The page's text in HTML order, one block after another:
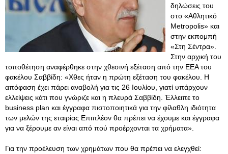
δηλώσεις του
στο «Αθλητικό
Metropolis» και
στην εκπομπή
«Στη Σέντρα».
Στην αρχική του
τοποθέτηση αναφέρθηκε στην χθεσινή εξέταση από την ΕΕΑ του
φακέλου Σαββίδη: «Χθες ήταν η πρώτη εξέταση του φακέλου. Η
απόφαση έχει πάρει αναβολή για τις 26 Ιουλίου, γιατί υπάρχουν
ελλείψεις κάτι που γνώριζε και η πλευρά Σαββίδη. Έλλειπε το
business plan και έγγραφα πιστοποιητικά για την φίλαθλη ιδιότητα
των μελών της εταιρίας Επιπλέον θα πρέπει να έχουμε και έγγραφα
για να ξέρουμε αν είναι από πού προέρχονται τα χρήματα».
Για την προέλευση των χρημάτων που θα πρέπει να ελεγχθεί: